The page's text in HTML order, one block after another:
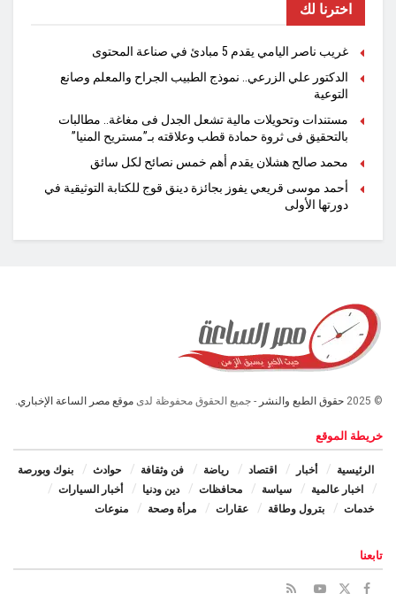
اخترنا لك
غريب ناصر اليامي يقدم 5 مبادئ في صناعة المحتوى
الدكتور علي الزرعي.. نموذج الطبيب الجراح والمعلم وصانع
التوعية
مستندات وتحويلات مالية تشعل الجدل فى مغاغة.. مطالبات
بالتحقيق فى ثروة حمادة قطب وعلاقته بـ”مستريح المنيا”
محمد صالح هشلان يقدم أهم خمس نصائح لكل سائق
أحمد موسى قريعي يفوز بجائزة دينق قوج للكتابة التوثيقية في
دورتها الأولى
© 2025 حقوق الطبع والنشر - جميع الحقوق محفوظة لدى موقع مصر الساعة الإخباري.
خريطة الموقع
الرئيسية أخبار اقتصاد رياضة فن وثقافة حوادث
بنوك وبورصة
اخبار عالمية
سياسة محافظات دين ودنيا
أخبار السيارات
خدمات
بترول وطاقة عقارات مرأة وصحة منوعات
تابعنا